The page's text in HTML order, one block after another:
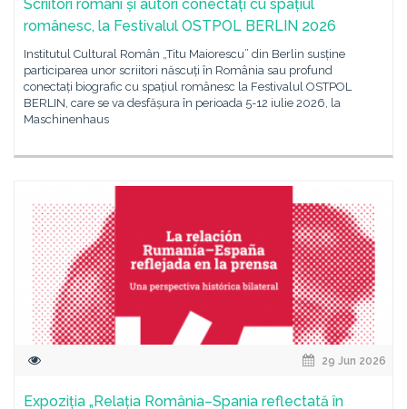
Scriitori români și autori conectați cu spațiul
românesc, la Festivalul OSTPOL BERLIN 2026
Institutul Cultural Român „Titu Maiorescu” din Berlin susține
participarea unor scriitori născuți în România sau profund
conectați biografic cu spațiul românesc la Festivalul OSTPOL
BERLIN, care se va desfășura în perioada 5-12 iulie 2026, la
Maschinenhaus
29 Jun 2026
Expoziția „Relația România–Spania reflectată în